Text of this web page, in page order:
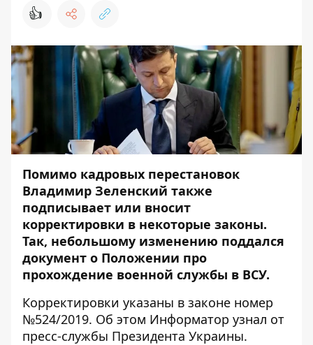
👍
Помимо кадровых перестановок
Владимир Зеленский также
подписывает или вносит
корректировки в некоторые законы.
Так, небольшому изменению поддался
документ о Положении про
прохождение военной службы в ВСУ.
Корректировки указаны в законе номер
№524/2019. Об этом Информатор узнал от
пресс-службы Президента Украины.